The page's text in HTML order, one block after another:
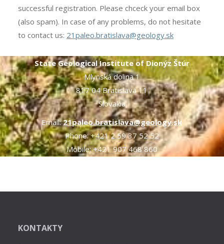
successful registration. Please chceck your email box
(also spam). In case of any problems, do not hesitate
to contact us: 21paleo.bratislava@geology.sk
State Geological Institute of Dionýz Štúr
Mlynská dolina 1
817 04 Bratislava 11
Slovakia
Email:21paleo.bratislava@geology.sk
Phone: +421 2 59 37 52 52
Mobile: +421 907 468 860
KONTAKTY